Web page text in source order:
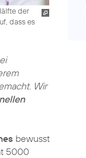
der
dass es
Wir
bewusst
5000